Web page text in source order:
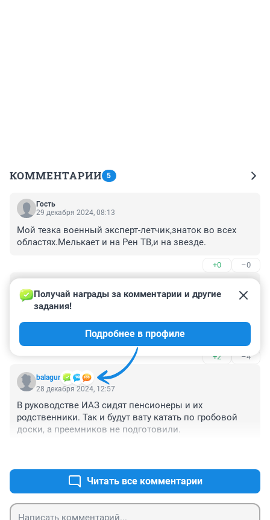
КОММЕНТАРИИ 5
Гость
29 декабря 2024, 08:13
Мой тезка военный эксперт-летчик,знаток во всех
областях.Мелькает и на Рен ТВ,и на звезде.
+0 –0
28 декабря 2024, 16:57
Все идет по путейскому плану, то есть, имитация
всего и вся.
Эта власть ничего кроме врать и воровать не умеет и
не будет.
+2 –4
balagur
Получай награды за комментарии и другие
задания!
Подробнее в профиле
28 декабря 2024, 12:57
В руководстве ИАЗ сидят пенсионеры и их
родственники. Так и будут вату катать по гробовой
доски, а преемников не подготовили.
Читать все комментарии